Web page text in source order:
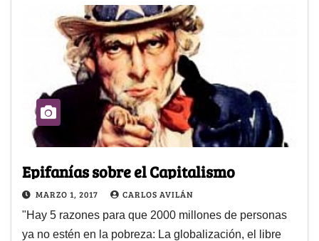
Epifanías sobre el Capitalismo
MARZO 1, 2017 CARLOS AVILÁN
"Hay 5 razones para que 2000 millones de personas
ya no estén en la pobreza: La globalización, el libre